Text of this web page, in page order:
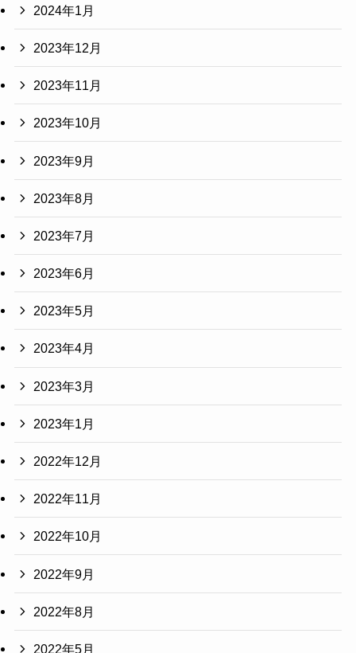
2024年1月
2023年12月
2023年11月
2023年10月
2023年9月
2023年8月
2023年7月
2023年6月
2023年5月
2023年4月
2023年3月
2023年1月
2022年12月
2022年11月
2022年10月
2022年9月
2022年8月
2022年5月